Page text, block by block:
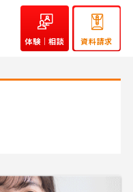
体験｜相談 資料請求